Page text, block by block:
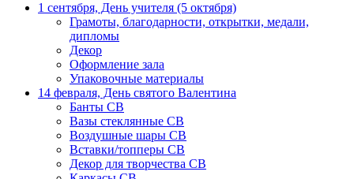
1 сентября, День учителя (5 октября)
Грамоты, благодарности, открытки, медали,
дипломы
Декор
Оформление зала
Упаковочные материалы
14 февраля, День святого Валентина
Банты СВ
Вазы стеклянные СВ
Воздушные шары СВ
Вставки/топперы СВ
Декор для творчества СВ